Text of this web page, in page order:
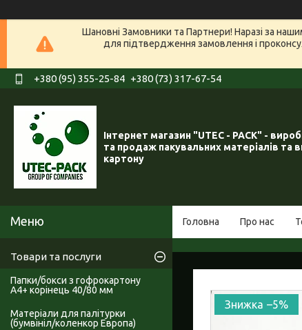
Шановні Замовники та Партнери! Наразі за
для підтвердження замовлення і
+380 (95) 355-25-84 +380 (73) 317-67-54
Інтернет магазин "UTEC - PACK" -
та продаж пакувальних матеріалів та
картону
Головна Про нас
–5%
Товари та послуги
Папки/бокси з гофрокартону
А4+ корінець 40/80 мм
Матеріали для палітурки
(бумвініл/коленкор Европа)